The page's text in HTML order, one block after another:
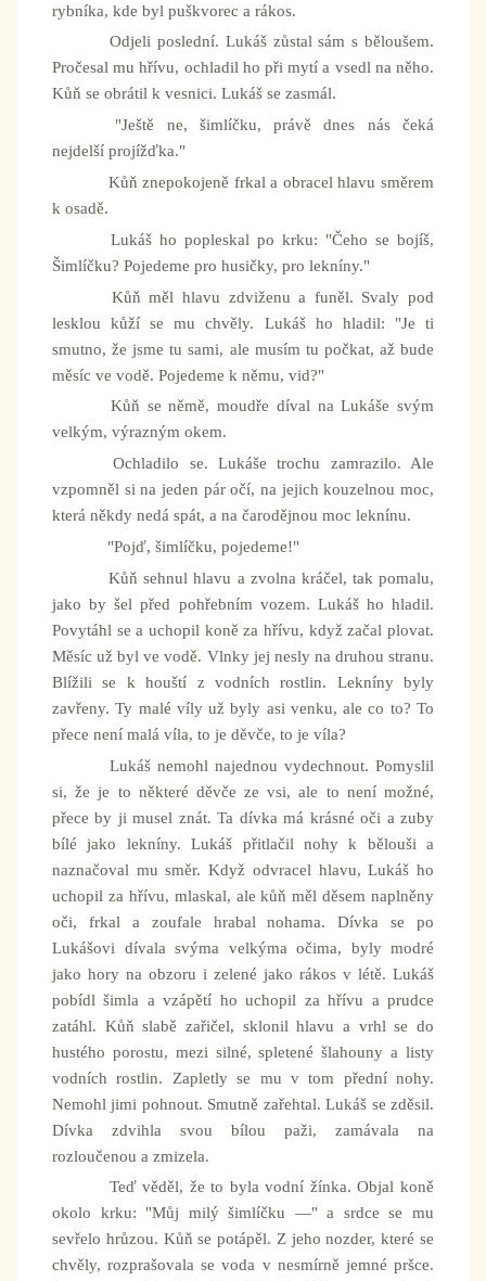
rybníka, kde byl puškvorec a rákos.
Odjeli poslední. Lukáš zůstal sám s běloušem.
Pročesal mu hřívu, ochladil ho při mytí a vsedl na něho.
Kůň se obrátil k vesnici. Lukáš se zasmál.
"Ještě ne, šimlíčku, právě dnes nás čeká
nejdelší projížďka."
Kůň znepokojeně frkal a obracel hlavu směrem
k osadě.
Lukáš ho popleskal po krku: "Čeho se bojíš,
Šimlíčku? Pojedeme pro husičky, pro lekníny."
Kůň měl hlavu zdviženu a funěl. Svaly pod
lesklou kůží se mu chvěly. Lukáš ho hladil: "Je ti
smutno, že jsme tu sami, ale musím tu počkat, až bude
měsíc ve vodě. Pojedeme k němu, vid?"
Kůň se němě, moudře díval na Lukáše svým
velkým, výrazným okem.
Ochladilo se. Lukáše trochu zamrazilo. Ale
vzpomněl si na jeden pár očí, na jejich kouzelnou moc,
která někdy nedá spát, a na čarodějnou moc leknínu.
"Pojď, šimlíčku, pojedeme!"
Kůň sehnul hlavu a zvolna kráčel, tak pomalu,
jako by šel před pohřebním vozem. Lukáš ho hladil.
Povytáhl se a uchopil koně za hřívu, když začal plovat.
Měsíc už byl ve vodě. Vlnky jej nesly na druhou stranu.
Blížili se k houští z vodních rostlin. Lekníny byly
zavřeny. Ty malé víly už byly asi venku, ale co to? To
přece není malá víla, to je děvče, to je víla?
Lukáš nemohl najednou vydechnout. Pomyslil
si, že je to některé děvče ze vsi, ale to není možné,
přece by ji musel znát. Ta dívka má krásné oči a zuby
bílé jako lekníny. Lukáš přitlačil nohy k bělouši a
naznačoval mu směr. Když odvracel hlavu, Lukáš ho
uchopil za hřívu, mlaskal, ale kůň měl děsem naplněny
oči, frkal a zoufale hrabal nohama. Dívka se po
Lukášovi dívala svýma velkýma očima, byly modré
jako hory na obzoru i zelené jako rákos v létě. Lukáš
pobídl šimla a vzápětí ho uchopil za hřívu a prudce
zatáhl. Kůň slabě zařičel, sklonil hlavu a vrhl se do
hustého porostu, mezi silné, spletené šlahouny a listy
vodních rostlin. Zapletly se mu v tom přední nohy.
Nemohl jimi pohnout. Smutně zařehtal. Lukáš se zděsil.
Dívka zdvihla svou bílou paži, zamávala na
rozloučenou a zmizela.
Teď věděl, že to byla vodní žínka. Objal koně
okolo krku: "Můj milý šimlíčku —" a srdce se mu
sevřelo hrůzou. Kůň se potápěl. Z jeho nozder, které se
chvěly, rozprašovala se voda v nesmírně jemné pršce.